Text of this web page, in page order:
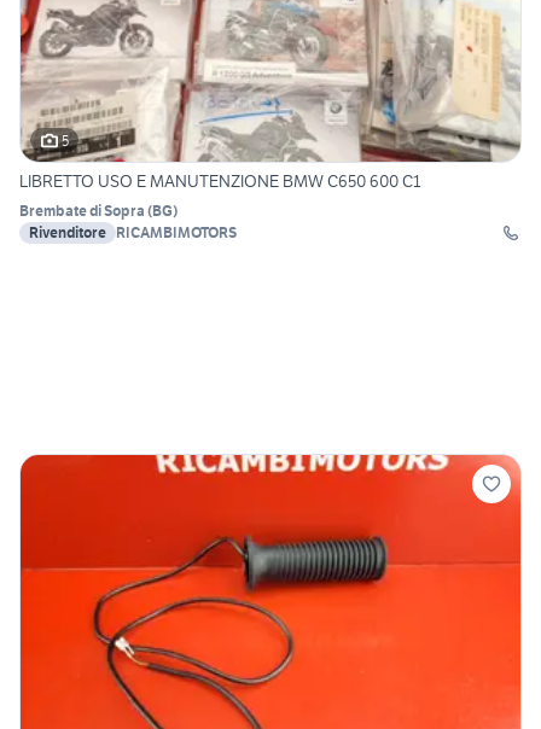
5
LIBRETTO USO E MANUTENZIONE BMW C650 600 C1
Brembate di Sopra (BG)
Rivenditore RICAMBIMOTORS